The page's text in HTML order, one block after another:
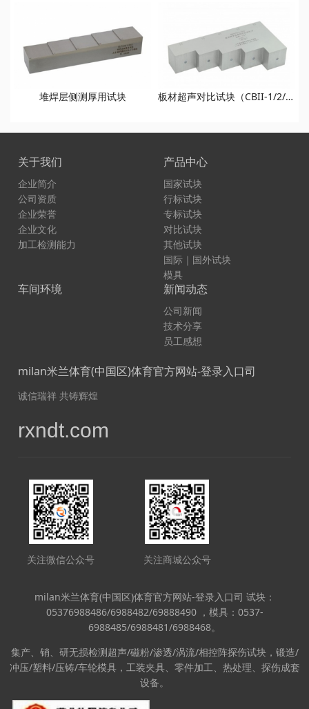
堆焊层侧测厚用试块 板材超声对比试块（CBII-1/2/3/4/5/6 试块）
关于我们
企业简介
公司资质
企业荣誉
企业文化
加工检测能力
产品中心
国家试块
行标试块
专标试块
对比试块
其他试块
国际｜国外试块
模具
车间环境 新闻动态
公司新闻
技术分享
员工感想
milan米兰体育(中国区)体育官方网站-登录入口司
诚信瑞祥 共铸辉煌
rxndt.com
关注微信公众号 关注商城公众号
milan米兰体育(中国区)体育官方网站-登录入口司 试块：
05376988486/6988482/69888490 ，模具：0537-
6988485/6988481/6988468。
集产、销、研无损检测超声/磁粉/渗透/涡流/相控阵探伤试块，锻造/
冲压/塑料/压铸/车轮模具，工装夹具、零件加工、热处理、探伤成套
设备。